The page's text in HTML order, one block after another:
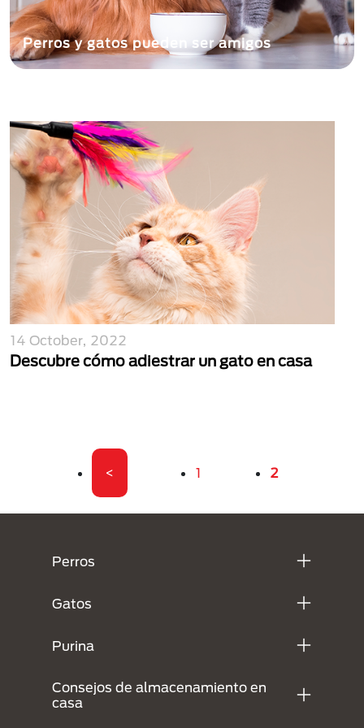
Perros y gatos pueden ser amigos
14 October, 2022
Descubre cómo adiestrar un gato en casa
Primera página
< Página
1 Página actual
2
Perros
Gatos
Purina
Consejos de almacenamiento en
casa